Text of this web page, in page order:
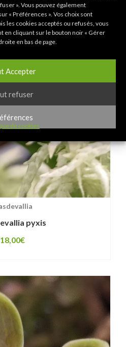
». Vous pouvez également
« Préférences ». Vos choix sont
les cookies acceptés ou refusés, vous
en cliquant sur le bouton noir « Gérer
en bas de page.
Accepter
refuser
de cookies
pyxis
18,00€